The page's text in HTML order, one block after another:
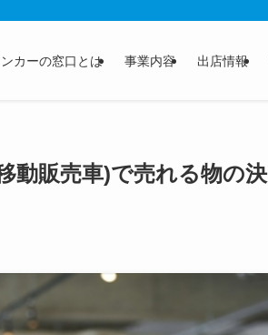
カーの窓口とは 事業内容 出店情報
動販売車)で売れる物の決